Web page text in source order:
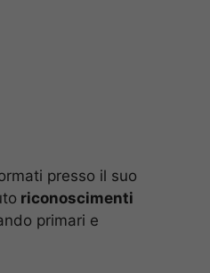
presso il suo
riconoscimenti
primari e